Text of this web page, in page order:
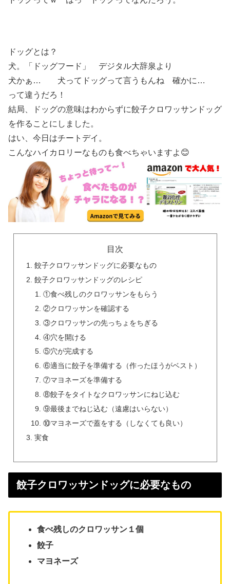
ドッグとは？
犬。「ドッグフード」 デジタル大辞泉より
犬かぁ… 犬ってドッグって言うもんね 確かに…
って違うだろ！
結局、ドッグの意味はわからずに餃子クロワッサンドッグ
を作ることにしました。
はい、今日はチートデイ。
こんなハイカロリーなものも食べちゃいますよ😊
目次
餃子クロワッサンドッグに必要なもの
餃子クロワッサンドッグのレシピ
①食べ残しのクロワッサンをもらう
②クロワッサンを確認する
③クロワッサンの先っちょをちぎる
④穴を開ける
⑤穴が完成する
⑥適当に餃子を準備する（作ったほうがベスト）
⑦マヨネーズを準備する
⑧餃子をタイトなクロワッサンにねじ込む
⑨最後までねじ込む（遠慮はいらない）
⑩マヨネーズで蓋をする（しなくても良い）
実食
餃子クロワッサンドッグに必要なもの
食べ残しのクロワッサン１個
餃子
マヨネーズ